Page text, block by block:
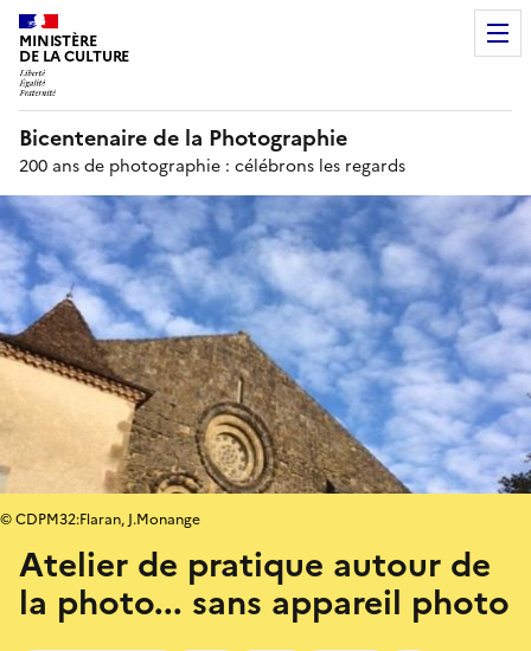
MINISTÈRE
DE LA CULTURE
Bicentenaire de la Photographie
200 ans de photographie : célébrons les regards
Atelier de pratique autour de
la photo... sans appareil photo
© CDPM32:Flaran, J.Monange